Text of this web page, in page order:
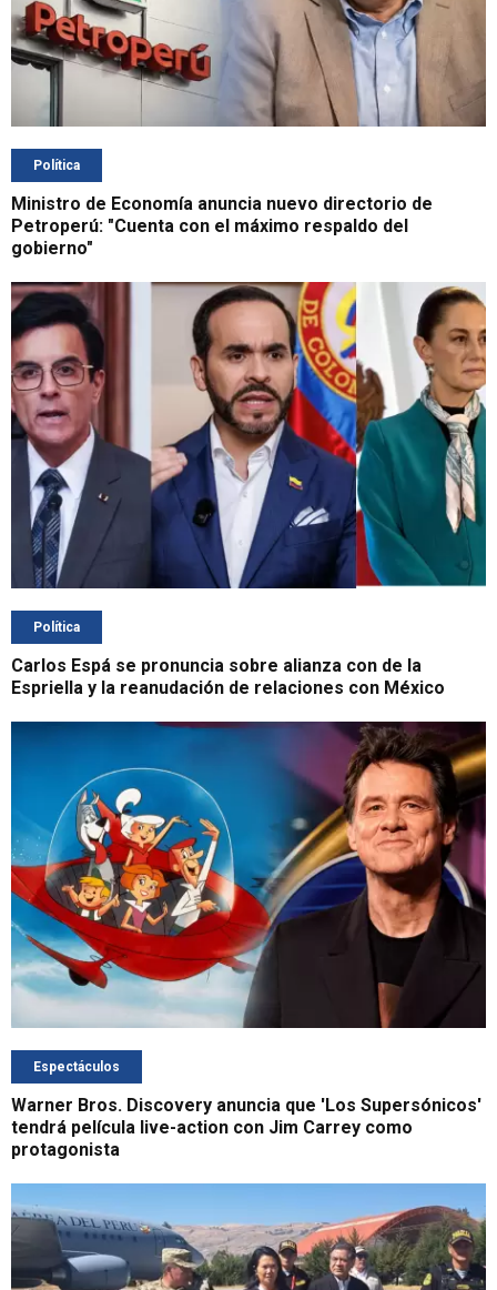
Política
Ministro de Economía anuncia nuevo directorio de
Petroperú: "Cuenta con el máximo respaldo del
gobierno"
Política
Carlos Espá se pronuncia sobre alianza con de la
Espriella y la reanudación de relaciones con México
Espectáculos
Warner Bros. Discovery anuncia que 'Los Supersónicos'
tendrá película live-action con Jim Carrey como
protagonista